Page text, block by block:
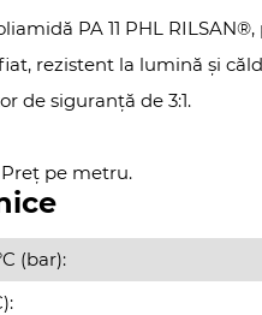
PA 11 PHL
rezistent la lumină și
de siguranță de 3:1.
pe metru.
(bar):